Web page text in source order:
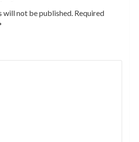
will not be published. Required